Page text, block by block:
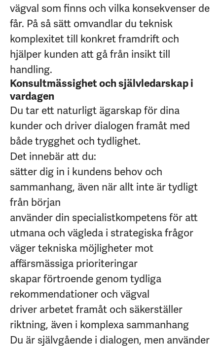
vägval som finns och vilka konsekvenser de
får. På så sätt omvandlar du teknisk
komplexitet till konkret framdrift och
hjälper kunden att gå från insikt till
handling.
Konsultmässighet och självledarskap i
vardagen
Du tar ett naturligt ägarskap för dina
kunder och driver dialogen framåt med
både trygghet och tydlighet.
Det innebär att du:
sätter dig in i kundens behov och
sammanhang, även när allt inte är tydligt
från början
använder din specialistkompetens för att
utmana och vägleda i strategiska frågor
väger tekniska möjligheter mot
affärsmässiga prioriteringar
skapar förtroende genom tydliga
rekommendationer och vägval
driver arbetet framåt och säkerställer
riktning, även i komplexa sammanhang
Du är självgående i dialogen, men använder